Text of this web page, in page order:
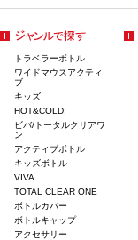
トラベラーボトル
ワイドマウスアクティ
ブ
キッズ
HOT&COLD;
ビバ/トータルクリアワ
ン
アクティブボトル
キッズボトル
VIVA
TOTAL CLEAR ONE
ボトルカバー
ボトルキャップ
アクセサリー